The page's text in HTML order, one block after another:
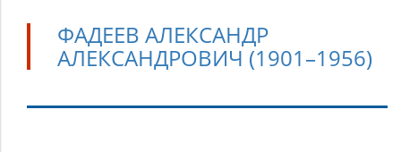
ФАДЕЕВ АЛЕКСАНДР
АЛЕКСАНДРОВИЧ (1901–1956)